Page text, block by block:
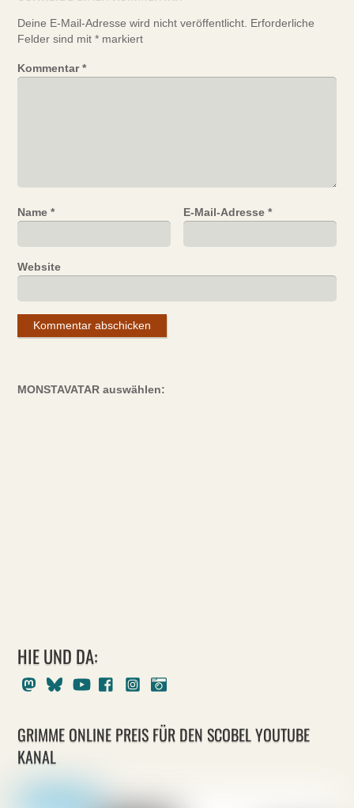
Deine E-Mail-Adresse wird nicht veröffentlicht. Erforderliche
Felder sind mit* markiert
Kommentar*
Name* E-Mail-Adresse*
Website
MONSTAVATAR auswählen:
HIE UND DA:
MastodonBlueskyYoutubeFacebookInstagram
GRIMME ONLINE PREIS FÜR DEN SCOBEL YOUTUBE
KANAL